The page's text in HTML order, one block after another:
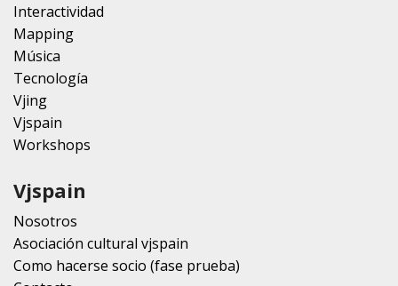
Interactividad
Mapping
Música
Tecnología
Vjing
Vjspain
Workshops
Vjspain
Nosotros
Asociación cultural vjspain
Como hacerse socio (fase prueba)